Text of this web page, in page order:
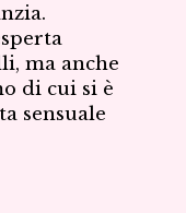
ma anche
di cui si è
sensuale